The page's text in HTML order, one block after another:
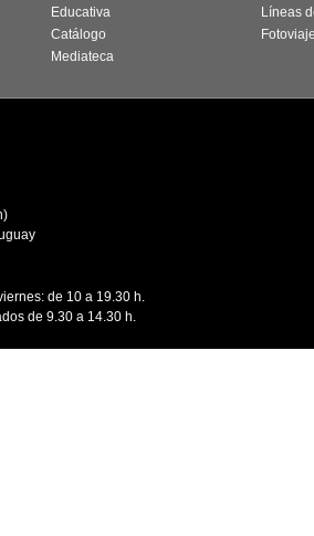
Educativa
Catálogo
Mediateca
Líneas
de 10 a 19.30 h.
de 9.30 a 14.30 h.